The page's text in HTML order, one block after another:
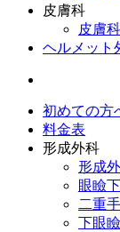
皮膚科
皮膚科
ヘルメット
初めての方
料金表
形成外科
形成
眼瞼
二重
下眼